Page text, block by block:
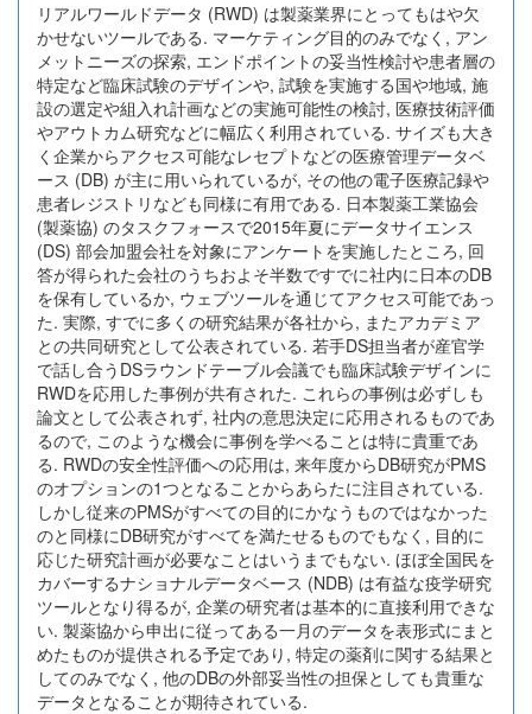
リアルワールドデータ (RWD) は製薬業界にとってもはや欠
かせないツールである. マーケティング目的のみでなく, アン
メットニーズの探索, エンドポイントの妥当性検討や患者層の
特定など臨床試験のデザインや, 試験を実施する国や地域, 施
設の選定や組入れ計画などの実施可能性の検討, 医療技術評価
やアウトカム研究などに幅広く利用されている. サイズも大き
く企業からアクセス可能なレセプトなどの医療管理データベ
ース (DB) が主に用いられているが, その他の電子医療記録や
患者レジストリなども同様に有用である. 日本製薬工業協会
(製薬協) のタスクフォースで2015年夏にデータサイエンス
(DS) 部会加盟会社を対象にアンケートを実施したところ, 回
答が得られた会社のうちおよそ半数ですでに社内に日本のDB
を保有しているか, ウェブツールを通じてアクセス可能であっ
た. 実際, すでに多くの研究結果が各社から, またアカデミア
との共同研究として公表されている. 若手DS担当者が産官学
で話し合うDSラウンドテーブル会議でも臨床試験デザインに
RWDを応用した事例が共有された. これらの事例は必ずしも
論文として公表されず, 社内の意思決定に応用されるものであ
るので, このような機会に事例を学べることは特に貴重であ
る. RWDの安全性評価への応用は, 来年度からDB研究がPMS
のオプションの1つとなることからあらたに注目されている.
しかし従来のPMSがすべての目的にかなうものではなかった
のと同様にDB研究がすべてを満たせるものでもなく, 目的に
応じた研究計画が必要なことはいうまでもない. ほぼ全国民を
カバーするナショナルデータベース (NDB) は有益な疫学研究
ツールとなり得るが, 企業の研究者は基本的に直接利用できな
い. 製薬協から申出に従ってある一月のデータを表形式にまと
めたものが提供される予定であり, 特定の薬剤に関する結果と
してのみでなく, 他のDBの外部妥当性の担保としても貴重な
データとなることが期待されている.